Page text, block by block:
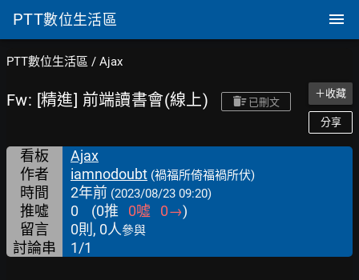
PTT數位生活區
PTT數位生活區 / Ajax
Fw: [精進] 前端讀書會(線上) 已刪文
＋收藏
分享
看板
Ajax
作者
iamnodoubt (禍福所倚福禍所伏)
時間 2年前 (2023/08/23 09:20)
推噓 0 (0推 0噓 0→)
留言
0則, 0人參與
討論串 1/1